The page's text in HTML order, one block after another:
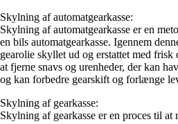
Skylning af automatgearkasse:
Skylning af automatgearkasse er en
en bils automatgearkasse. Igennem
gearolie skyllet ud og erstattet med
at fjerne snavs og urenheder, der kan
og kan forbedre gearskift og forlænge
Skylning af gearkasse:
Skylning af gearkasse er en proces til